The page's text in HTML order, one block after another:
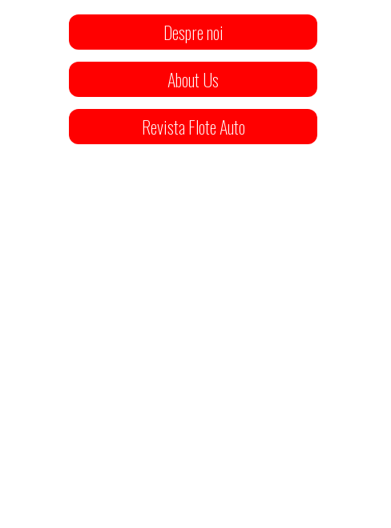
Despre noi
About Us
Revista Flote Auto